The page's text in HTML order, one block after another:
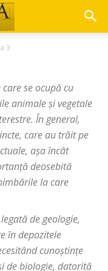
3
se ocupă cu
animale și vegetale
În general,
care au trăit pe
așa încât
deosebită
la care
de geologie,
în depozitele
cunoștințe
de biologie, datorită